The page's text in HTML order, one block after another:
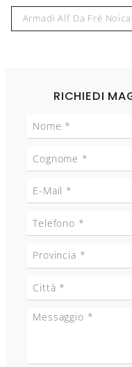
Armadi Alf Da Frè
RICHIEDI